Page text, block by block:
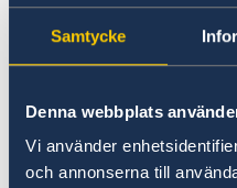
Samtycke
Denna webbplats
Vi använder
och annonserna till
Den primära
på landsbygden och i
samt unga mödrar
stödjer även barn
unga.